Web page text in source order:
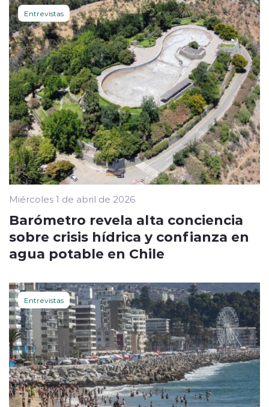
Entrevistas
Miércoles 1 de abril de 2026
Barómetro revela alta conciencia
sobre crisis hídrica y confianza en
agua potable en Chile
Entrevistas